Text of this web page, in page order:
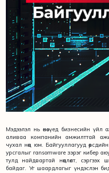
Мэдээлэл нь өнөө үед бизнесийн үйл
аливаа компанийн амжилттай
чухал нөөц юм. Байгууллагууд
урсгалыг ransomware зэрэг кибер
тулд найдвартай нөөцлөлт,
байдаг. Уг шаардлагыг үндэслэн бид